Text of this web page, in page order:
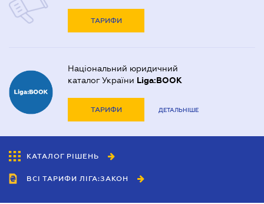
ТАРИФИ
Національний юридичний
каталог України Liga:BOOK
ТАРИФИ ДЕТАЛЬНІШЕ
КАТАЛОГ РІШЕНЬ
ВСІ ТАРИФИ ЛІГА:ЗАКОН